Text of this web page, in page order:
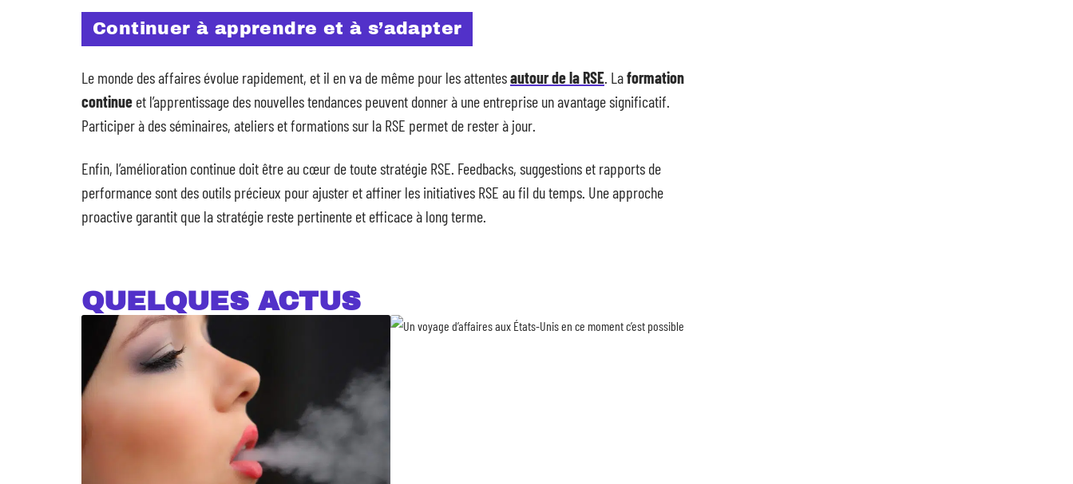
Continuer à apprendre et à s’adapter
Le monde des affaires évolue rapidement, et il en va de même pour les attentesautour de la RSE. Laformation
continue et l’apprentissage des nouvelles tendances peuvent donner à une entreprise un avantage significatif.
Participer à des séminaires, ateliers et formations sur la RSE permet de rester à jour.
Enfin, l’amélioration continue doit être au cœur de toute stratégie RSE. Feedbacks, suggestions et rapports de
performance sont des outils précieux pour ajuster et affiner les initiatives RSE au fil du temps. Une approche
proactive garantit que la stratégie reste pertinente et efficace à long terme.
QUELQUES ACTUS